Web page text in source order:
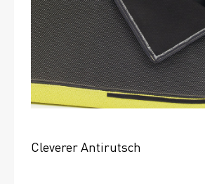
Cleverer Antirutsch